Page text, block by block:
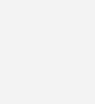
können. Vorgesehen
die eine präzise
„Pauschaloption“, die
ist.
rückt damit in
häuslichen
können wie ein normaler
Förderung und